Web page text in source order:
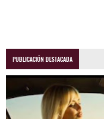
PUBLICACIÓN DESTACADA